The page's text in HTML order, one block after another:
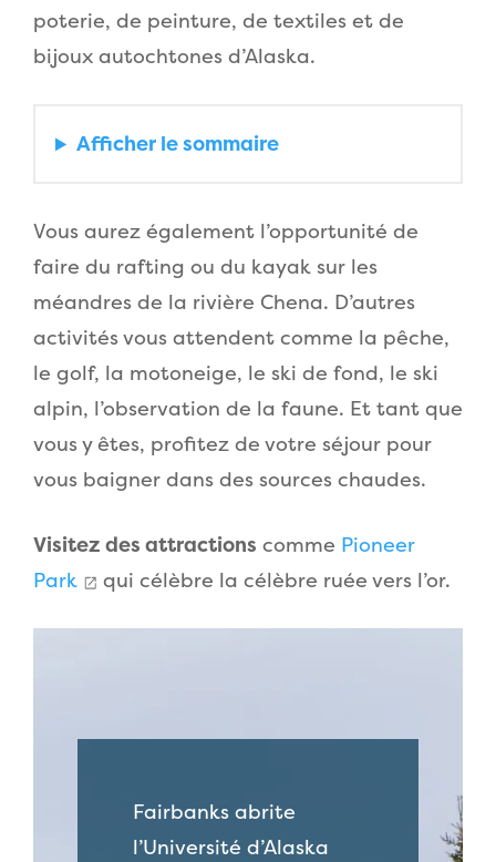
poterie, de peinture, de textiles et de
bijoux autochtones d’Alaska.
Afficher le sommaire
Vous aurez également l’opportunité de
faire du rafting ou du kayak sur les
méandres de la rivière Chena. D’autres
activités vous attendent comme la pêche,
le golf, la motoneige, le ski de fond, le ski
alpin, l’observation de la faune. Et tant que
vous y êtes, profitez de votre séjour pour
vous baigner dans des sources chaudes.
Visitez des attractions comme Pioneer
Park
qui célèbre la célèbre ruée vers l’or.
Fairbanks abrite
l’Université d’Alaska